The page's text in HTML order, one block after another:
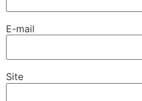
E-mail
Site